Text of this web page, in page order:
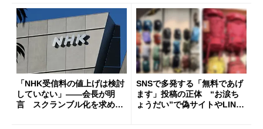
「NHK受信料の値上げは検討
していない」――会長が明
言 スクランブル化を求める
SNSで多発する「無料であげ
ます」投稿の正体 “お涙ち
ょうだい”で偽サイトやLINE